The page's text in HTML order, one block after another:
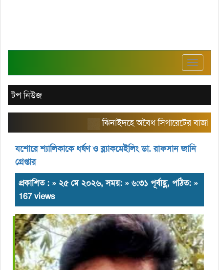
Toggle
টপ নিউজ
ঝিনাইদহে অবৈধ সিগারেটের বাজার তৈরি
যশোরে শ্যালিকাকে ধর্ষণ ও ব্ল্যাকমেইলিং ডা. রাফসান জানি
গ্রেপ্তার
প্রকাশিত : » ২৫ মে ২০২৬, সময়: » ৬:৩১ পূর্বাহ্ণ, পঠিত: »
167 views